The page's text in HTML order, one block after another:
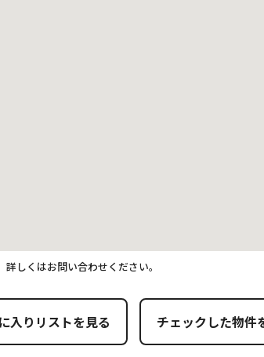
しくはお問い合わせください。
入りリストを見る